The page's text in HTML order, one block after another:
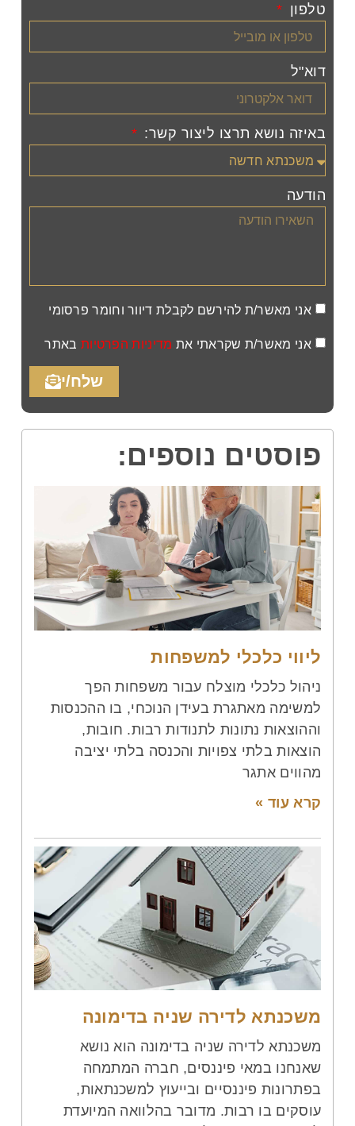
טלפון
דוא"ל
באיזה נושא תרצו ליצור קשר:
הודעה
אני מאשר/ת להירשם לקבלת דיוור וחומר פרסומי
אני מאשר/ת שקראתי את מדיניות הפרטיות באתר
שלח/י
פוסטים נוספים:
ליווי כלכלי למשפחות
ניהול כלכלי מוצלח עבור משפחות הפך
למשימה מאתגרת בעידן הנוכחי, בו ההכנסות
וההוצאות נתונות לתנודות רבות. חובות,
הוצאות בלתי צפויות והכנסה בלתי יציבה
מהווים אתגר
קרא עוד »
משכנתא לדירה שניה בדימונה
משכנתא לדירה שניה בדימונה הוא נושא
שאנחנו במאי פיננסים, חברה המתמחה
בפתרונות פיננסיים ובייעוץ למשכנתאות,
עוסקים בו רבות. מדובר בהלוואה המיועדת